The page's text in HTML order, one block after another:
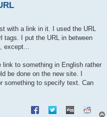
with a link in it. I used the URL
tags. I put the URL in between
except...
link to something in English rather
be done on the new site. I
something to specify text. Can